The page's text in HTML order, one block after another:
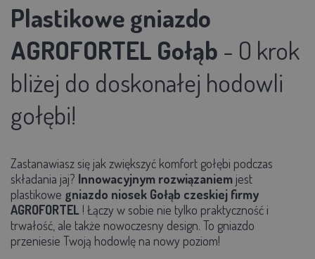
Plastikowegniazdo
AGROFORTEL Gołąb - O krok
bliżej do doskonałej hodowli
gołębi!
Zastanawiasz się jak zwiększyć komfort gołębi podczas
składania jaj? Innowacyjnym rozwiązaniem jest
plastikowe gniazdo niosek Gołąb czeskiej firmy
AGROFORTEL ! Łączy w sobie nie tylko praktyczność i
trwałość, ale także nowoczesny design. To gniazdo
przeniesie Twoją hodowlę na nowy poziom!